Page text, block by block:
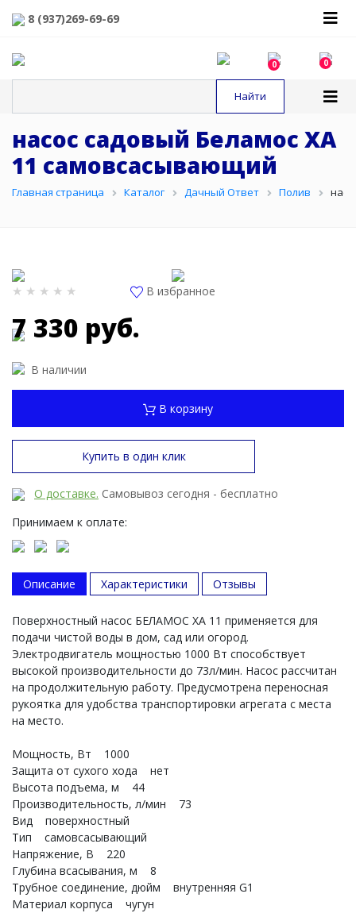
8 (937)269-69-69
0 0
насос садовый Беламос XA
11 самовсасывающий
Главная страница Каталог Дачный Ответ Полив
В избранное
7 330 руб.
В наличии
В корзину
Купить в один клик
О доставке. Самовывоз сегодня - бесплатно
Принимаем к оплате:
Описание Характеристики Отзывы
Поверхностный насос БЕЛАМОС XA 11 применяется для
подачи чистой воды в дом, сад или огород.
Электродвигатель мощностью 1000 Вт способствует
высокой производительности до 73л/мин. Насос рассчитан
на продолжительную работу. Предусмотрена переносная
рукоятка для удобства транспортировки агрегата с места
на место.
Мощность, Вт 1000
Защита от сухого хода нет
Высота подъема, м 44
Производительность, л/мин 73
Вид поверхностный
Тип самовсасывающий
Напряжение, В 220
Глубина всасывания, м 8
Трубное соединение, дюйм внутренняя G1
Материал корпуса чугун